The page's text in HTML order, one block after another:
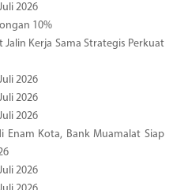
2026
10%
Jalin Kerja Sama Strategis Perkuat
2026
2026
2026
Enam Kota, Bank Muamalat Siap
2026